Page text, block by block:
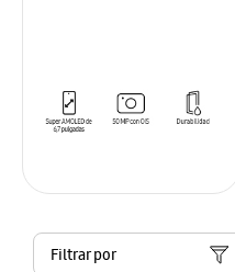
Filtrar por